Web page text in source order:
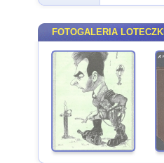
FOTOGALERIA LOTECZKI